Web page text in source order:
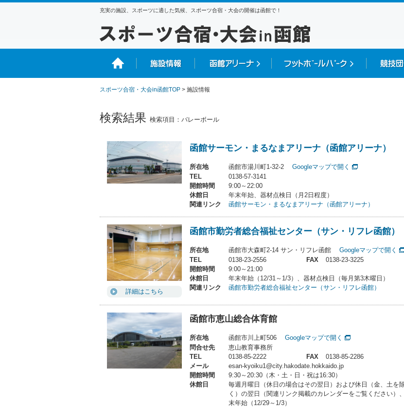
充実の施設、スポーツに適した気候、スポーツ合宿・大会の開催は函館で！
スポーツ合宿・大会in函館TOP> 施設情報
検索結果 検索項目：バレーボール
函館サーモン・まるなまアリーナ（函館アリーナ）
所在地 函館市湯川町1-32-2 Googleマップで開く
TEL
0138-57-3141
開館時間
9:00～22:00
休館日
年末年始、器材点検日（月2日程度）
関連リンク
函館サーモン・まるなまアリーナ（函館アリーナ）
詳細はこちら
函館市勤労者総合福祉センター（サン・リフレ函館）
所在地 函館市大森町2-14 サン・リフレ函館 Googleマップで開く
TEL
0138-23-2556 FAX
0138-23-3225
開館時間
9:00～21:00
休館日
年末年始（12/31～1/3）、器材点検日（毎月第3木曜日）
関連リンク
函館市勤労者総合福祉センター（サン・リフレ函館）
函館市恵山総合体育館
所在地 函館市川上町506 Googleマップで開く
問合せ先
恵山教育事務所
TEL
0138-85-2222 FAX
0138-85-2286
メール
esan-kyoiku1@city.hakodate.hokkaido.jp
開館時間
9:30～20:30（木・土・日・祝は16:30）
休館日
毎週月曜日（休日の場合はその翌日）および休日（金、土を
く）の翌日（関連リンク掲載のカレンダーをご覧ください）
末年始（12/29～1/3）